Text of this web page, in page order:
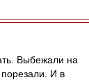
Выбежали на
И в